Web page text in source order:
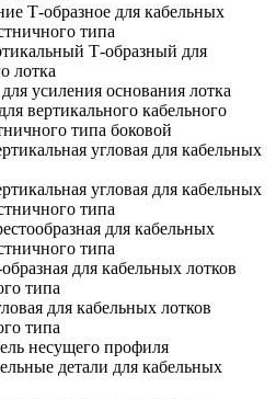
Т-образное для кабельных
типа
Т-образный для
лотка
усиления основания лотка
вертикального кабельного
типа боковой
угловая для кабельных
угловая для кабельных
типа
для кабельных
типа
для кабельных лотков
типа
для кабельных лотков
типа
несущего профиля
детали для кабельных